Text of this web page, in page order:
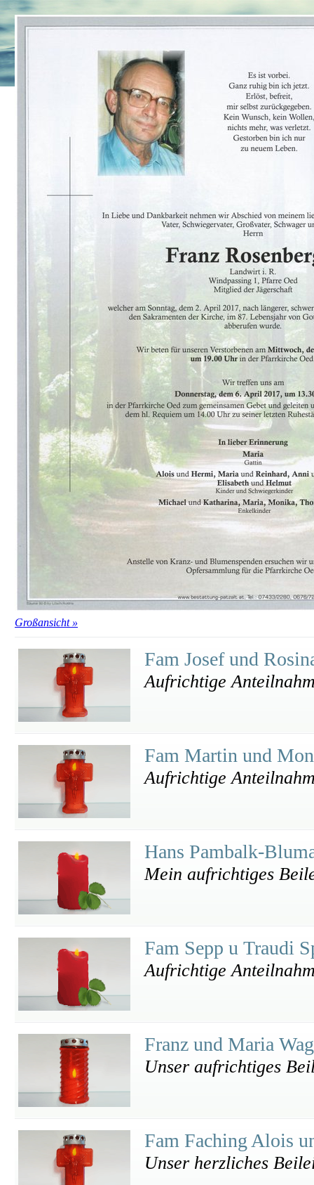
Großansicht »
Fam Josef und
Aufrichtige
Fam Martin und
Aufrichtige
Hans Pambalk-
Mein aufrichtiges
Fam Sepp u Traudi
Aufrichtige
Franz und Maria
Unser aufrichtiges
Fam Faching Alois
Unser herzliches